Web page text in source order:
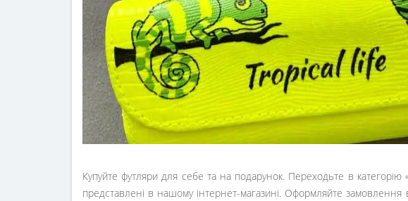
Купуйте футляри для себе та на подарунок. Переходьте в категорію
представлені в нашому інтернет-магазині. Оформляйте